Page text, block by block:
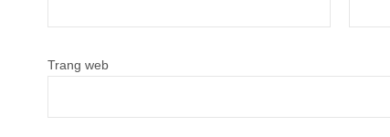
Trang web